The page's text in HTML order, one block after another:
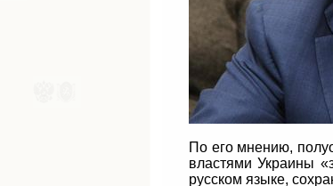
По его мнению,
властями Украины
русском языке,